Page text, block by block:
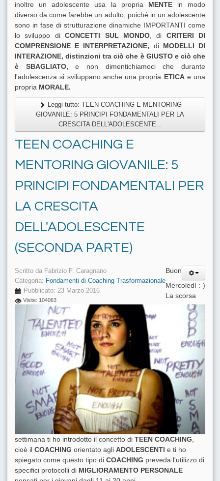
inoltre un adolescente usa la propria MENTEin modo
diverso da come farebbe un adulto, poiché in un adolescente
sono in fase di strutturazione dinamiche IMPORTANTI come
lo sviluppo diCONCETTI SUL MONDO, di CRITERI DI
COMPRENSIONE E INTERPRETAZIONE, diMODELLI DI
INTERAZIONE, distinzioni tra ciò che è GIUSTO e ciò che
è SBAGLIATO, e non dimentichiamoci che durante
l'adolescenza si sviluppano anche una propria ETICAe una
propria MORALE.
Leggi tutto: TEEN COACHING E MENTORING
GIOVANILE: 5 PRINCIPI FONDAMENTALI PER LA
CRESCITA DELL'ADOLESCENTE...
TEEN COACHING E
MENTORING GIOVANILE: 5
PRINCIPI FONDAMENTALI PER
LA CRESCITA
DELL'ADOLESCENTE
(SECONDA PARTE)
Scritto da Fabrizio F. Caragnano
Categoria: Fondamenti di Coaching Trasformazionale
Pubblicato: 23 Marzo 2016
Visite: 104063
Buon
Mercoledì :-)
La scorsa
settimana ti ho introdotto il concetto di TEEN COACHING,
cioè il COACHING orientato agli ADOLESCENTI e ti ho
spiegato come questo tipo di COACHING preveda l'utilizzo di
specifici protocolli di MIGLIORAMENTO PERSONALE